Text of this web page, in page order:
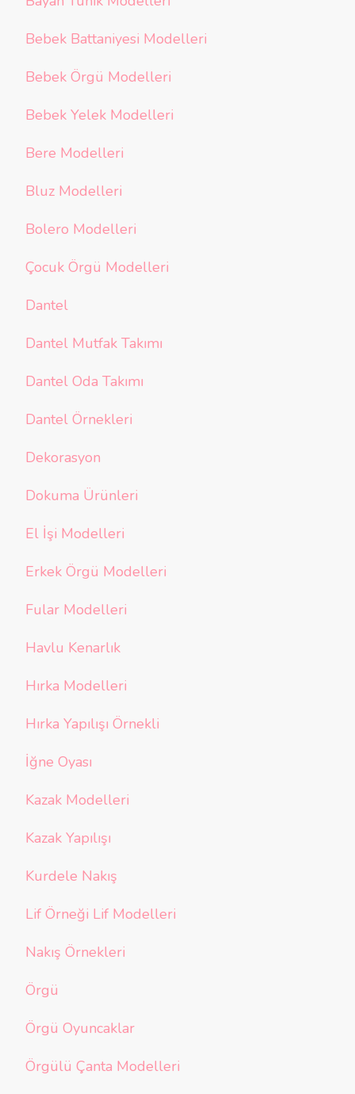
Bebek Battaniyesi Modelleri
Bebek Örgü Modelleri
Bebek Yelek Modelleri
Bere Modelleri
Bluz Modelleri
Bolero Modelleri
Çocuk Örgü Modelleri
Dantel
Dantel Mutfak Takımı
Dantel Oda Takımı
Dantel Örnekleri
Dekorasyon
Dokuma Ürünleri
El İşi Modelleri
Erkek Örgü Modelleri
Fular Modelleri
Havlu Kenarlık
Hırka Modelleri
Hırka Yapılışı Örnekli
İğne Oyası
Kazak Modelleri
Kazak Yapılışı
Kurdele Nakış
Lif Örneği Lif Modelleri
Nakış Örnekleri
Örgü
Örgü Oyuncaklar
Örgülü Çanta Modelleri